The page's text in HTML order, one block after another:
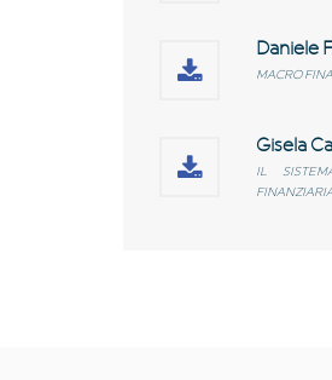
Daniele
MACRO
Gisela
IL